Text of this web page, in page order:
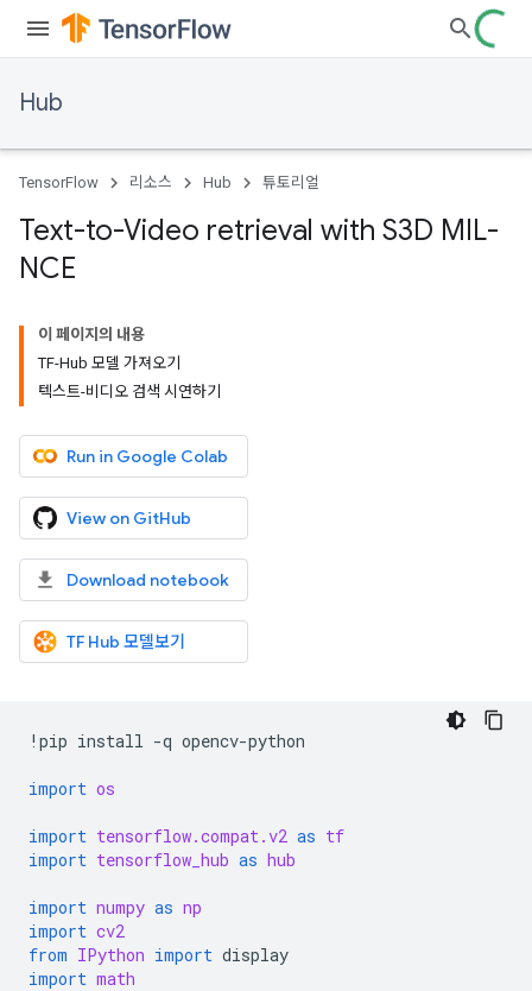
Hub
TensorFlow 리소스 Hub 튜토리얼
Text-to-Video retrieval with S3D MIL-
NCE
이 페이지의 내용
TF-Hub 모델 가져오기
텍스트-비디오 검색 시연하기
Run in Google Colab
View on GitHub
Download notebook
TF Hub 모델보기
! pip install -q opencv-python
import os
import tensorflow.compat.v2 as tf
import tensorflow_hub as hub
import numpy as np
import cv2
from IPython import display
import math